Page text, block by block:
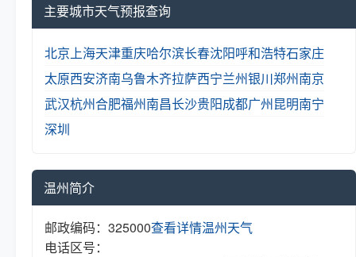
主要城市天气预报查询
北京 上海天津重庆哈尔滨长春沈阳呼和浩特石家庄
太原西安济南乌鲁木齐拉萨西宁兰州银川郑州南京
武汉杭州合肥福州南昌长沙贵阳成都广州昆明南宁
深圳
温州简介
邮政编码：325000
电话区号：
查看详情温州天气